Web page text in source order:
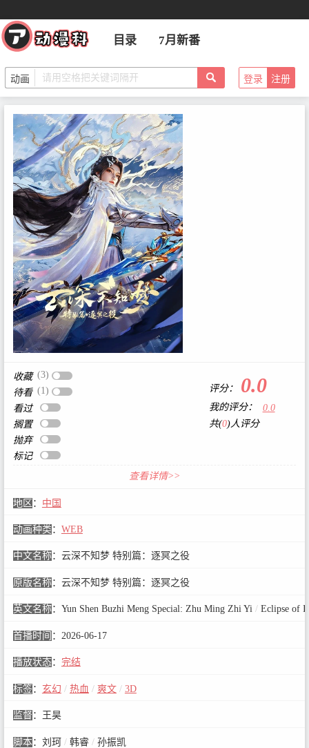
目录 7月新番
登录 注册
收藏 (3)
待看 (1)
看过
搁置
抛弃
标记
评分： 0.0
我的评分：
0.0
共(0)人评分
查看详情>>
地区 ： 中国
动画种类 ： WEB
中文名称： 云深不知梦 特别篇：逐冥之役
原版名称： 云深不知梦 特别篇：逐冥之役
英文名称： Yun Shen Buzhi Meng Special: Zhu Ming Zhi Yi /Eclipse of
首播时间 ： 2026-06-17
播放状态： 完结
标签： 玄幻 / 热血 / 爽文 / 3D
监督 ： 王昊
脚本： 刘珂 /韩睿 /孙振凯